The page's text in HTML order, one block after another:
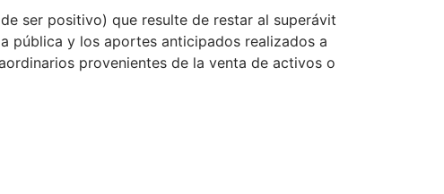
ser positivo) que resulte de restar al superávit
pública y los aportes anticipados realizados a
provenientes de la venta de activos o